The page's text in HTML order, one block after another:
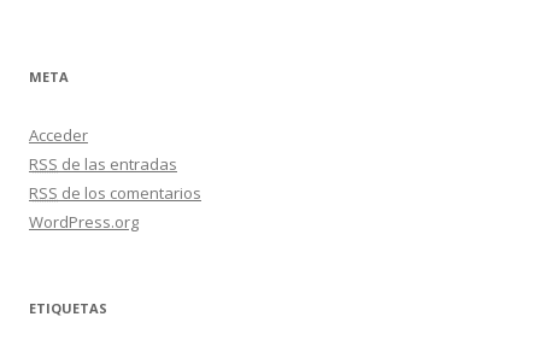
META
Acceder
RSS de las entradas
RSS de los comentarios
WordPress.org
ETIQUETAS